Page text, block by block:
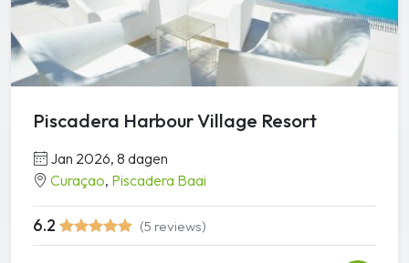
Piscadera Harbour Village Resort
Jan 2026, 8 dagen
Curaçao, Piscadera Baai
6.2 (5 reviews)